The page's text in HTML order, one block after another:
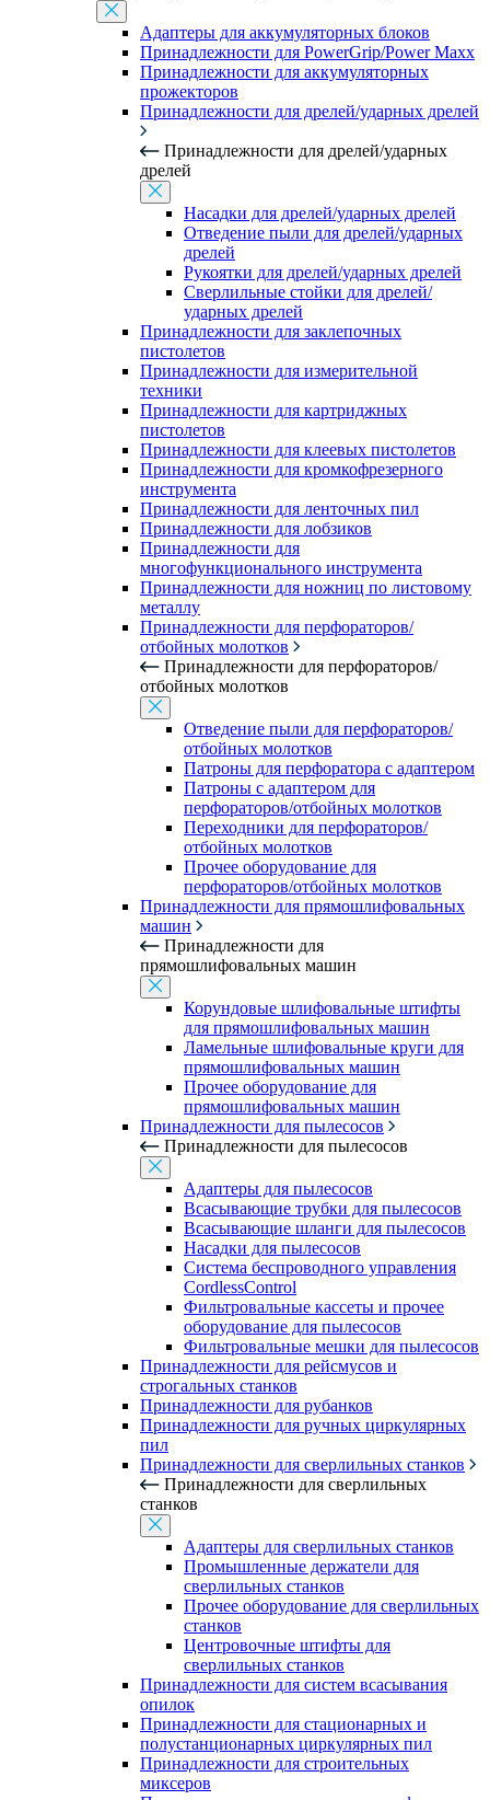
Адаптеры для аккумуляторных блоков
Принадлежности для PowerGrip/Power Maxx
Принадлежности для аккумуляторных
прожекторов
Принадлежности для дрелей/ударных дрелей
Принадлежности для дрелей/ударных
дрелей
Насадки для дрелей/ударных дрелей
Отведение пыли для дрелей/ударных
дрелей
Рукоятки для дрелей/ударных дрелей
Сверлильные стойки для дрелей/
ударных дрелей
Принадлежности для заклепочных
пистолетов
Принадлежности для измерительной
техники
Принадлежности для картриджных
пистолетов
Принадлежности для клеевых пистолетов
Принадлежности для кромкофрезерного
инструмента
Принадлежности для ленточных пил
Принадлежности для лобзиков
Принадлежности для
многофункционального инструмента
Принадлежности для ножниц по листовому
металлу
Принадлежности для перфораторов/
отбойных молотков
Принадлежности для перфораторов/
отбойных молотков
Отведение пыли для перфораторов/
отбойных молотков
Патроны для перфоратора с адаптером
Патроны с адаптером для
перфораторов/отбойных молотков
Переходники для перфораторов/
отбойных молотков
Прочее оборудование для
перфораторов/отбойных молотков
Принадлежности для прямошлифовальных
машин
Принадлежности для
прямошлифовальных машин
Корундовые шлифовальные штифты
для прямошлифовальных машин
Ламельные шлифовальные круги для
прямошлифовальных машин
Прочее оборудование для
прямошлифовальных машин
Принадлежности для пылесосов
Принадлежности для пылесосов
Адаптеры для пылесосов
Всасывающие трубки для пылесосов
Всасывающие шланги для пылесосов
Насадки для пылесосов
Система беспроводного управления
CordlessControl
Фильтровальные кассеты и прочее
оборудование для пылесосов
Фильтровальные мешки для пылесосов
Принадлежности для рейсмусов и
строгальных станков
Принадлежности для рубанков
Принадлежности для ручных циркулярных
пил
Принадлежности для сверлильных станков
Принадлежности для сверлильных
станков
Адаптеры для сверлильных станков
Промышленные держатели для
сверлильных станков
Прочее оборудование для сверлильных
станков
Центровочные штифты для
сверлильных станков
Принадлежности для систем всасывания
опилок
Принадлежности для стационарных и
полустанционарных циркулярных пил
Принадлежности для строительных
миксеров